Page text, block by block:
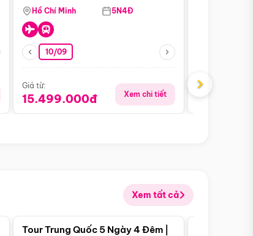
(Tour Không Shopping)
Hồ Chí Minh 5N4Đ
10/09
Giá từ:
15.499.000đ Xem chi tiết
Giá từ:
›
Xem tất cả
Điểm nổi bật
Tour Trung Quốc 5 Ngày 4 Đêm |